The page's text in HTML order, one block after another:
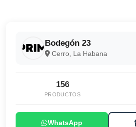
Bodegón 23
Cerro, La Habana
156
PRODUCTOS
WhatsApp